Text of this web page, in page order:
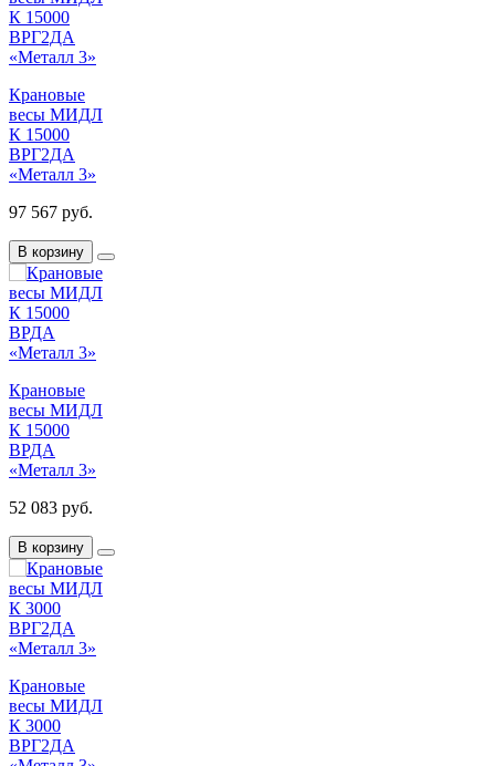
Крановые
весы МИДЛ
К 15000
ВРГ2ДА
«Металл 3»
97 567 руб.
В корзину
Крановые
весы МИДЛ
К 15000
ВРДА
«Металл 3»
52 083 руб.
В корзину
Крановые
весы МИДЛ
К 3000
ВРГ2ДА